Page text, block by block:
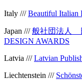
Italy ///Beautiful Italian
Japan ///般社団法人
DESIGN AWARDS
Latvia ///Latvian
Liechtenstein ///